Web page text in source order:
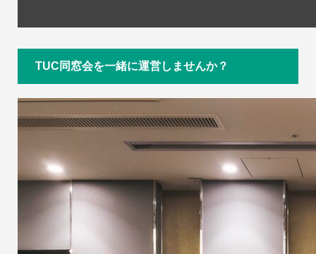
TUC同窓会を一緒に運営しませんか？